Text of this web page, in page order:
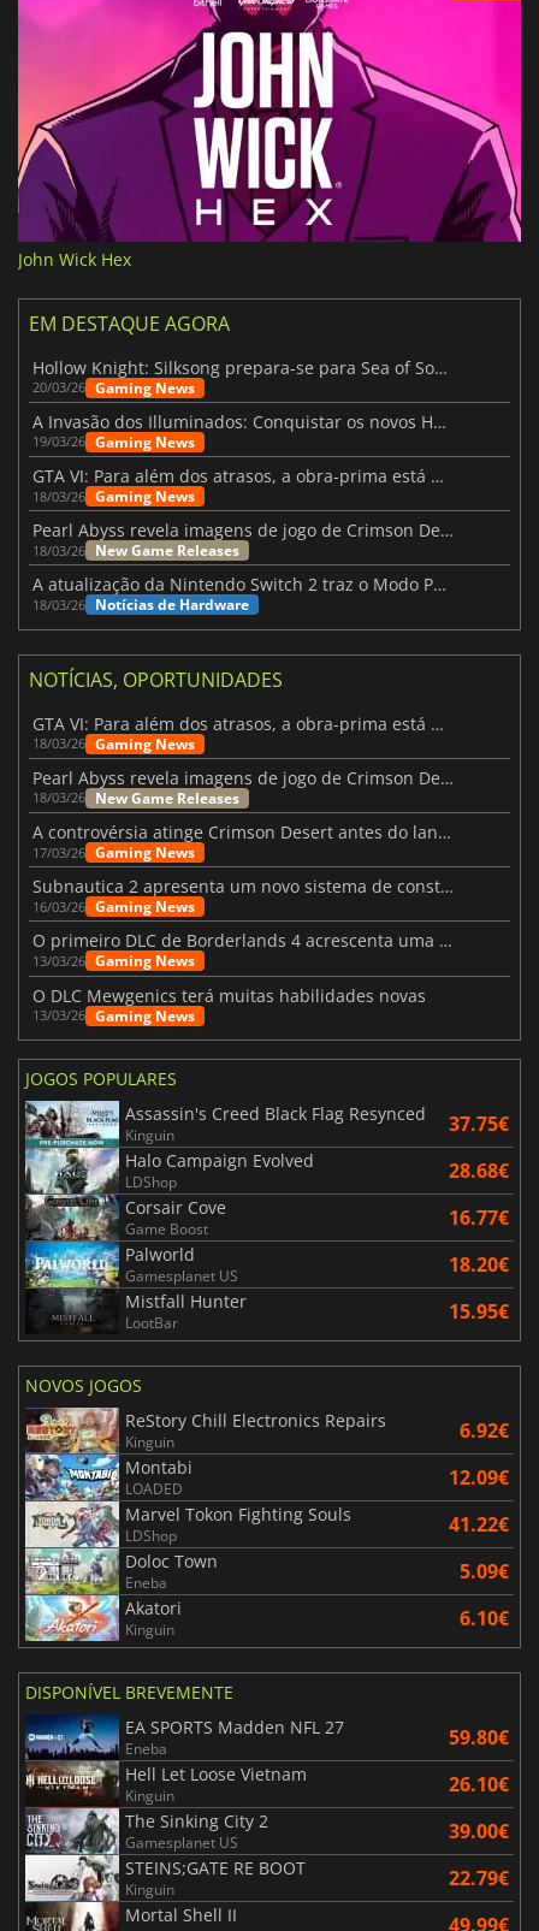
John Wick Hex
EM DESTAQUE AGORA
Hollow Knight: Silksong prepara-se para Sea of Sorrow com um patch
20/03/26 Gaming News
A Invasão dos Illuminados: Conquistar os novos Helldivers 2 Atualização!
19/03/26 Gaming News
GTA VI: Para além dos atrasos, a obra-prima está quase a chegar
18/03/26 Gaming News
Pearl Abyss revela imagens de jogo de Crimson Desert para a PS5
18/03/26 New Game Releases
A atualização da Nintendo Switch 2 traz o Modo Portátil aos jogos mais antigos da Switch
18/03/26 Notícias de Hardware
NOTÍCIAS, OPORTUNIDADES
GTA VI: Para além dos atrasos, a obra-prima está quase a chegar
18/03/26 Gaming News
Pearl Abyss revela imagens de jogo de Crimson Desert para a PS5
18/03/26 New Game Releases
A controvérsia atinge Crimson Desert antes do lançamento
17/03/26 Gaming News
Subnautica 2 apresenta um novo sistema de construção de bases
16/03/26 Gaming News
O primeiro DLC de Borderlands 4 acrescenta uma nova personagem e muito mais
13/03/26 Gaming News
O DLC Mewgenics terá muitas habilidades novas
13/03/26 Gaming News
JOGOS POPULARES
Assassin's Creed Black Flag Resynced
Kinguin 37.75€
Halo Campaign Evolved
LDShop 28.68€
Corsair Cove
Game Boost 16.77€
Palworld
Gamesplanet US 18.20€
Mistfall Hunter
LootBar 15.95€
NOVOS JOGOS
ReStory Chill Electronics Repairs
Kinguin 6.92€
Montabi
LOADED 12.09€
Marvel Tokon Fighting Souls
LDShop 41.22€
Doloc Town
Eneba 5.09€
Akatori
Kinguin 6.10€
DISPONÍVEL BREVEMENTE
EA SPORTS Madden NFL 27
Eneba 59.80€
Hell Let Loose Vietnam
Kinguin 26.10€
The Sinking City 2
Gamesplanet US 39.00€
STEINS;GATE RE BOOT
Kinguin 22.79€
Mortal Shell II 49.99€